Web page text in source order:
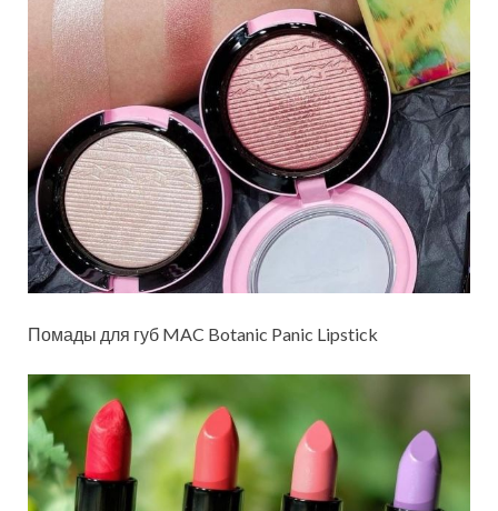
Помады для губ MAC Botanic Panic Lipstick